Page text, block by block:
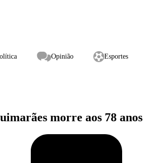
Opinião Esportes
morre aos 78 anos